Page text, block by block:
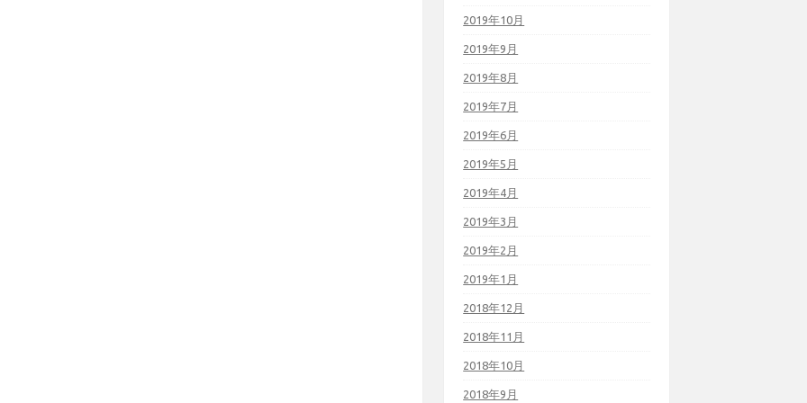
2019年10月
2019年9月
2019年8月
2019年7月
2019年6月
2019年5月
2019年4月
2019年3月
2019年2月
2019年1月
2018年12月
2018年11月
2018年10月
2018年9月